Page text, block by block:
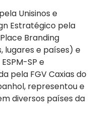
Unisinos e
Estratégico pela
Branding
lugares e países) e
SP e
pela FGV Caxias do
representou e
diversos países da